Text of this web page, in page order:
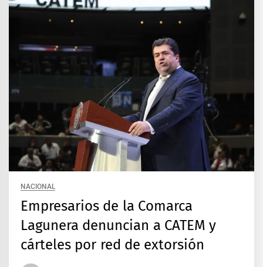
NACIONAL
Empresarios de la Comarca
Lagunera denuncian a CATEM y
cárteles por red de extorsión